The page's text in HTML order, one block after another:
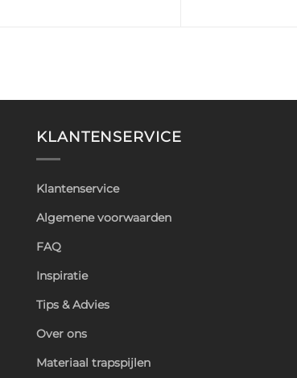
KLANTENSERVICE
Klantenservice
Algemene voorwaarden
FAQ
Inspiratie
Tips & Advies
Over ons
Materiaal trapspijlen